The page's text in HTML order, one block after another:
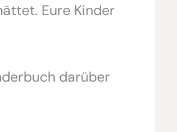
Eure Kinder
darüber